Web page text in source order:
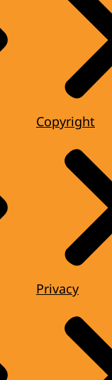
Copyright
Privacy